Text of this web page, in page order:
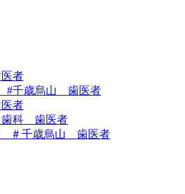
者
#千歳烏山 歯医者
者
歯科 歯医者
＃千歳烏山 歯医者